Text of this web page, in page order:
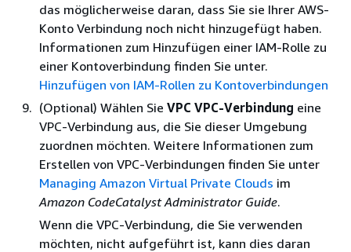
das möglicherweise daran, dass Sie sie Ihrer AWS-
Konto Verbindung noch nicht hinzugefügt haben.
Informationen zum Hinzufügen einer IAM-Rolle zu
einer Kontoverbindung finden Sie unter.
Hinzufügen von IAM-Rollen zu Kontoverbindungen
(Optional) Wählen Sie VPC VPC-Verbindung eine
VPC-Verbindung aus, die Sie dieser Umgebung
zuordnen möchten. Weitere Informationen zum
Erstellen von VPC-Verbindungen finden Sie unter
Managing Amazon Virtual Private Clouds im
Amazon CodeCatalyst Administrator Guide.
Wenn die VPC-Verbindung, die Sie verwenden
möchten, nicht aufgeführt ist, kann dies daran